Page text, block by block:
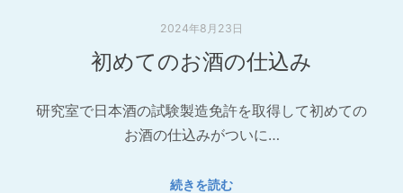
2024年8月23日
初めてのお酒の仕込み
研究室で日本酒の試験製造免許を取得して初めての
お酒の仕込みがついに…
続きを読む